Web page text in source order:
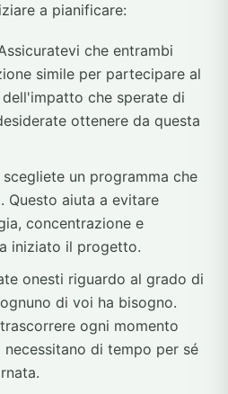
a pianificare:
che entrambi
simile per partecipare al
che sperate di
ottenere da questa
scegliete un programma che
Questo aiuta a evitare
concentrazione e
iniziato il progetto.
onesti riguardo al grado di
di voi ha bisogno.
ogni momento
necessitano di tempo per sé